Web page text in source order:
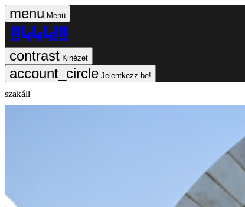
Menü
Kinézet
Jelentkezz be!
szakáll